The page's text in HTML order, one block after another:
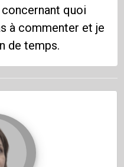
quoi
à commenter et je
de temps.